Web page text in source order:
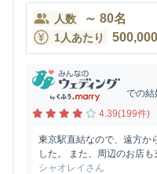
人数 ～ 80名
1人あたり 500,000
での結
4.39(199件)
東京駅直結なので、遠方か
した。 また、周辺のお店も
シャオレイさん